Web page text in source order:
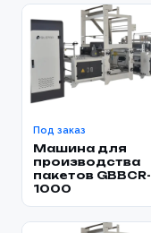
Под заказ
Машина для
производства
пакетов GBBCR-
1000